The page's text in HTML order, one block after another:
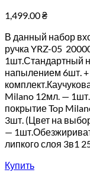
1,499.00₴
В данный набор
ручка YRZ-05
1шт.Стандартный
напылением 6шт.
Milano 12мл. —
покрытие Top
3шт. (Цвет на
—
липкого слоя 3в1
Купить